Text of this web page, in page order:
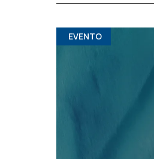
EVENTO